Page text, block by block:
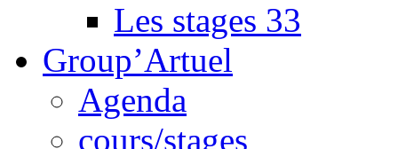
Les stages 33
Group’Artuel
Agenda
cours/stages